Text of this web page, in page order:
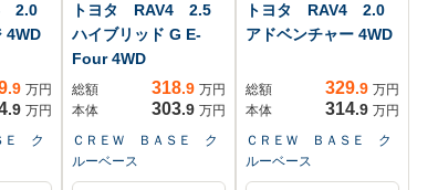
2.0
4WD
.9 万円
.9 万円
Ｅ ク
トヨタ RAV4 2.5
ハイブリッド G E-
Four 4WD
総額 318.9 万円
本体
303.9 万円
ＣＲＥＷ ＢＡＳＥ ク
ルーベース
トヨタ RAV4 2.0
アドベンチャー 4WD
総額 329.9 万円
本体
314.9 万円
ＣＲＥＷ ＢＡＳＥ ク
ルーベース